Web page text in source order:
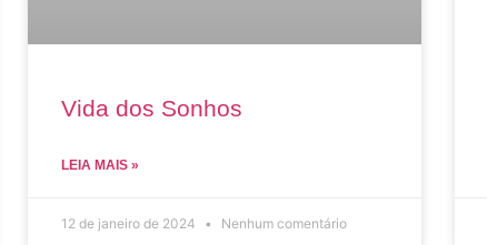
Vida dos Sonhos
LEIA MAIS »
12 de janeiro de 2024 Nenhum comentário